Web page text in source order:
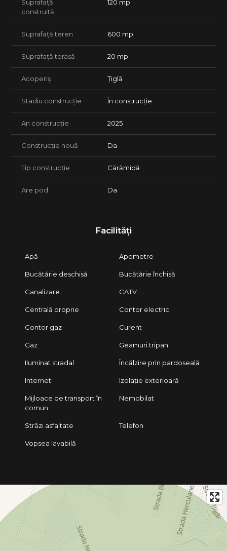
• Termen de predare: Decembrie 2026
Servicii incluse:
• Consultanta juridica completa
predarea imobilului
Lasa procesul de achizitie in seama agentiei tale FAVORITe!
Suprafață
construită
120 mp
Suprafață teren 600 mp
Suprafață terasă 20 mp
Acoperiș Țiglă
Stadiu construcție În construcție
An construcție 2025
Construcție nouă Da
Tip construcție Cărămidă
Are pod Da
Facilități
Apă Apometre
Bucătărie deschisă Bucătărie închisă
Canalizare CATV
Centrală proprie Contor electric
Contor gaz Curent
Gaz Geamuri tripan
Iluminat stradal Încălzire prin pardoseală
Internet Izolație exterioară
Mijloace de transport în
comun
Nemobilat
Străzi asfaltate Telefon
Vopsea lavabilă